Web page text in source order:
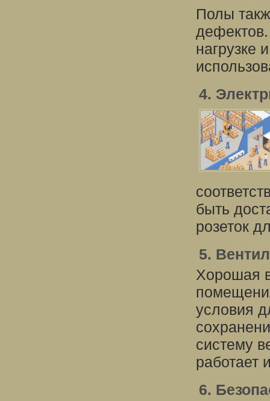
Полы
нагрузке
4.
быть
розеток
5.
Хорошая
условия
систему
работает
6.